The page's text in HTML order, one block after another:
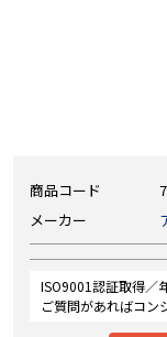
商品コード
メーカー
ISO9001認証取得／
ご質問があればコン